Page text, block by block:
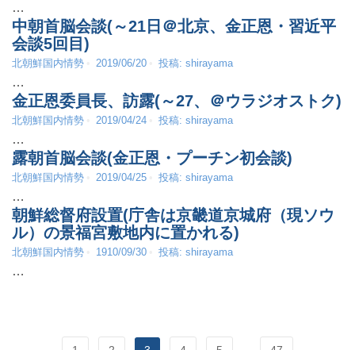
…
中朝首脳会談(～21日＠北京、金正恩・習近平
会談5回目)
北朝鮮国内情勢 2019/06/20 投稿: shirayama
…
金正恩委員長、訪露(～27、＠ウラジオストク)
北朝鮮国内情勢 2019/04/24 投稿: shirayama
…
露朝首脳会談(金正恩・プーチン初会談)
北朝鮮国内情勢 2019/04/25 投稿: shirayama
…
朝鮮総督府設置(庁舎は京畿道京城府（現ソウ
ル）の景福宮敷地内に置かれる)
北朝鮮国内情勢 1910/09/30 投稿: shirayama
…